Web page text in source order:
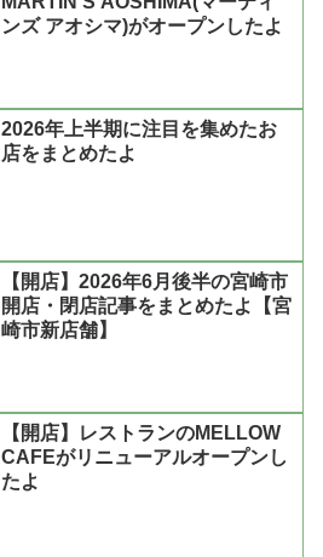
ンズ アオシマ)がオープンしたよ
2026年上半期に注目を集めたお
店をまとめたよ
【開店】2026年6月後半の宮崎市
開店・閉店記事をまとめたよ【宮
崎市新店舗】
【開店】レストランのMELLOW
CAFEがリニューアルオープンし
たよ